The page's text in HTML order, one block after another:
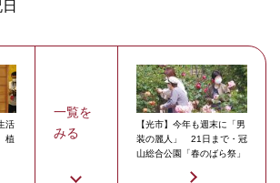
活
植
一覧を
みる
【光市】今年も週末に「男
装の麗人」 21日まで・冠
山総合公園「春のばら祭」